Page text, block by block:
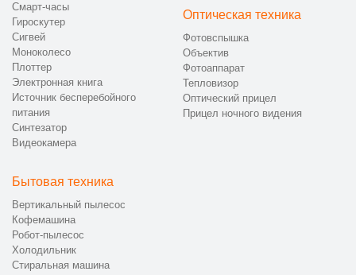
Смарт-часы
Гироскутер
Сигвей
Моноколесо
Плоттер
Электронная книга
Источник бесперебойного
питания
Синтезатор
Видеокамера
Оптическая техника
Фотовспышка
Объектив
Фотоаппарат
Тепловизор
Оптический прицел
Прицел ночного видения
Бытовая техника
Вертикальный пылесос
Кофемашина
Робот-пылесос
Холодильник
Стиральная машина